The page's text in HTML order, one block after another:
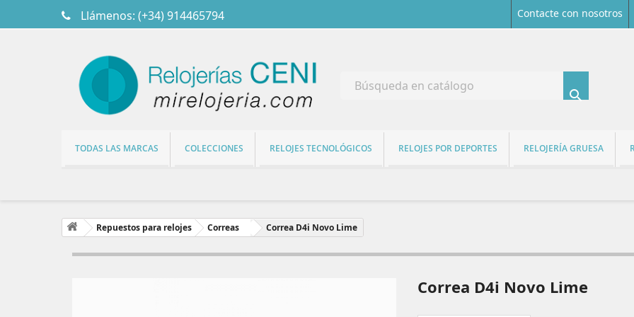
Llámenos: (+34) 914465794 Contacte con nosotros

TODAS LAS MARCAS COLECCIONES RELOJES TECNOLÓGICOS RELOJES POR DEPORTES RELOJERÍA GRUESA
Repuestos para relojes Correas Correa D4i Novo Lime
Correa D4i Novo Lime